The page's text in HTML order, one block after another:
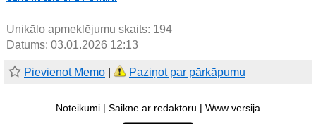
Unikālo apmeklējumu skaits: 194
Datums: 03.01.2026 12:13
Pievienot Memo Paziņot par pārkāpumu
Noteikumi Saikne ar redaktoru Www versija